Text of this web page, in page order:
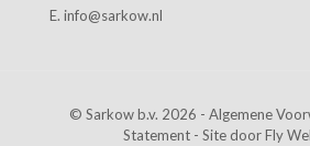
E. info@sarkow.nl
© Sarkow b.v. 2026 - Algemene
Statement - Site doorFly